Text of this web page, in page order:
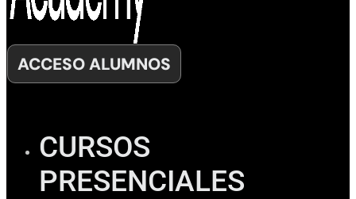
ACCESO ALUMNOS
CURSOS
PRESENCIALES